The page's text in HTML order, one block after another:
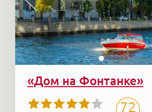
«Дом на Фонтанке»
72